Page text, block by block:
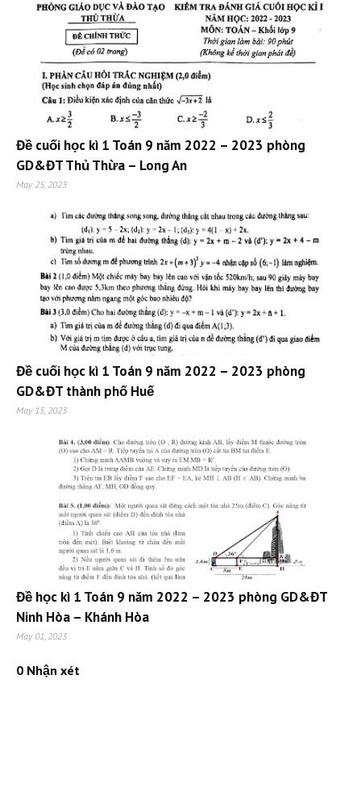
Đề cuối học kì 1 Toán 9 năm 2022 – 2023 phòng
GD&ĐT Thủ Thừa – Long An
May 25, 2023
Đề cuối học kì 1 Toán 9 năm 2022 – 2023 phòng
GD&ĐT thành phố Huế
May 15, 2023
Đề học kì 1 Toán 9 năm 2022 – 2023 phòng GD&ĐT
Ninh Hòa – Khánh Hòa
May 01, 2023
0 Nhận xét